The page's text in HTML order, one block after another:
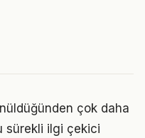
çok daha
sürekli ilgi çekici